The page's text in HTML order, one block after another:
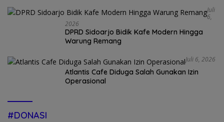
Juli
6,
2026
DPRD Sidoarjo Bidik Kafe Modern Hingga
Warung Remang
Juli 6, 2026
Atlantis Cafe Diduga Salah Gunakan Izin
Operasional
#DONASI